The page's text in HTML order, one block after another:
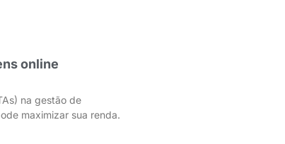
online
na gestão de
maximizar sua renda.